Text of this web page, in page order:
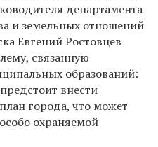
департамента
и земельных отношений
Евгений Ростовцев
связанную
образований:
внести
города, что может
охраняемой